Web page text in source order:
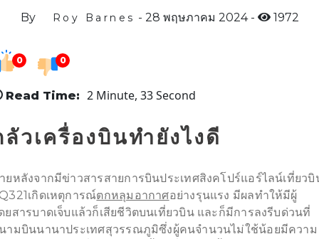
By Roy Barnes 28 พฤษภาคม 2024 1972
0 0
Read Time: 2 Minute, 33 Second
ลัวเครื่องบินทำยังไงดี
ยหลังจากมีข่าวสารสายการบินประเทศสิงคโปร์แอร์ไลน์เที่ยวบิ
เกิดเหตุการณ์ตกหลุมอากาศอย่างรุนแรง มีผลทำให้มีผู้
ยสารบาดเจ็บแล้วก็เสียชีวิตบนเที่ยวบิน และก็มีการลงรีบด่วนที่
ามบินนานาประเทศสุวรรณภูมิซึ่งผู้คนจำนวนไม่ใช้น้อยมีความ